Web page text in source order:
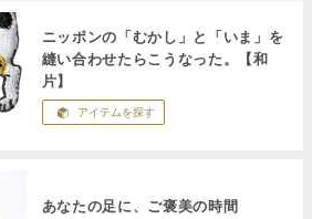
ニッポンの「むかし」と「いま」を
縫い合わせたらこうなった。【和
片】
アイテムを探す
あなたの足に、ご褒美の時間